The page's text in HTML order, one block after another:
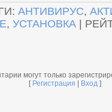
: АНТИВИРУС,
, УСТАНОВКА
могут только
[ Регистрация Вход ]